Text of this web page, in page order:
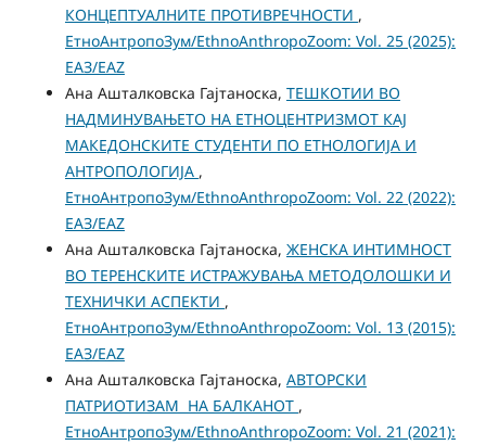
КОНЦЕПТУАЛНИТЕ ПРОТИВРЕЧНОСТИ ,
ЕтноАнтропоЗум/EthnoAnthropoZoom: Vol. 25 (2025):
ЕАЗ/EAZ
Ана Ашталковска Гајтаноска, ТЕШКОТИИ ВО
НАДМИНУВАЊЕТО НА ЕТНОЦЕНТРИЗМОТ КАЈ
МАКЕДОНСКИТЕ СТУДЕНТИ ПО ЕТНОЛОГИЈА И
АНТРОПОЛОГИЈА ,
ЕтноАнтропоЗум/EthnoAnthropoZoom: Vol. 22 (2022):
ЕАЗ/EAZ
Ана Ашталковска Гајтаноска, ЖЕНСКА ИНТИМНОСТ
ВО ТЕРЕНСКИТЕ ИСТРАЖУВАЊА МЕТОДОЛОШКИ И
ТЕХНИЧКИ АСПЕКТИ ,
ЕтноАнтропоЗум/EthnoAnthropoZoom: Vol. 13 (2015):
ЕАЗ/EAZ
Ана Ашталковска Гајтаноска, АВТОРСКИ
ПАТРИОТИЗАМ НА БАЛКАНОТ ,
ЕтноАнтропоЗум/EthnoAnthropoZoom: Vol. 21 (2021):